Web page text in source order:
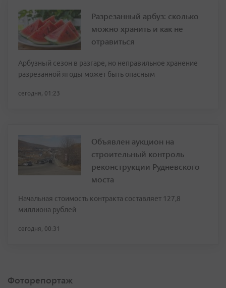
Разрезанный арбуз: сколько
можно хранить и как не
отравиться
Арбузный сезон в разгаре, но неправильное хранение
разрезанной ягоды может быть опасным
сегодня, 01:23
Объявлен аукцион на
строительный контроль
реконструкции Рудневского
моста
Начальная стоимость контракта составляет 127,8
миллиона рублей
сегодня, 00:31
Фоторепортаж